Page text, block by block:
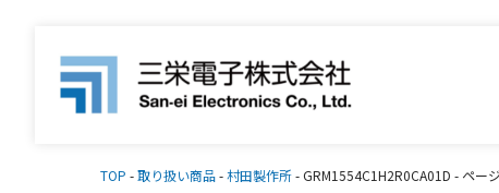
TOP -取り扱い商品-村田製作所-GRM1554C1H2R0CA01D - ペー